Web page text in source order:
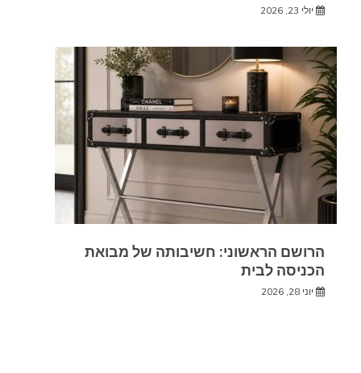
יולי 23, 2026
הרושם הראשוני: חשיבותה של מבואת
הכניסה לבית
יוני 28, 2026